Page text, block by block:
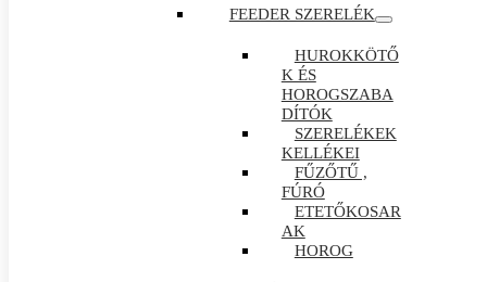
FEEDER SZERELÉK
HUROKKÖTŐ
K ÉS
HOROGSZABA
DÍTÓK
SZERELÉKEK
KELLÉKEI
FŰZŐTŰ ,
FÚRÓ
ETETŐKOSAR
AK
HOROG